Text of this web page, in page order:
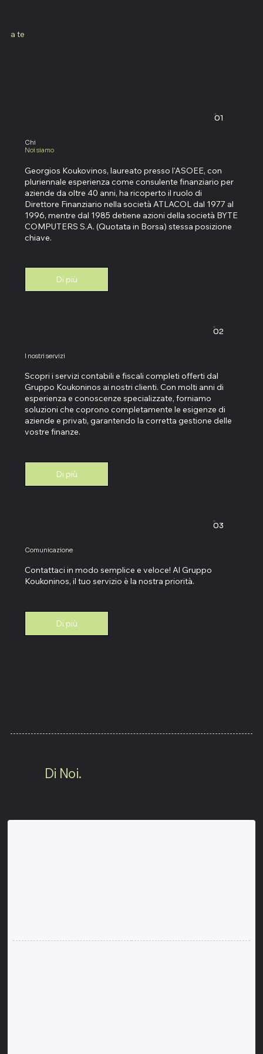
01
Chi
Noi siamo
Georgios Koukovinos, laureato presso l'ASOEE, con
pluriennale esperienza come consulente finanziario per
aziende da oltre 40 anni, ha ricoperto il ruolo di
Direttore Finanziario nella società ATLACOL dal 1977 al
1996, mentre dal 1985 detiene azioni della società BYTE
COMPUTERS S.A. (Quotata in Borsa) stessa posizione
chiave.
Di più
02
I nostri servizi
Scopri i servizi contabili e fiscali completi offerti dal
Gruppo Koukoninos ai nostri clienti. Con molti anni di
esperienza e conoscenze specializzate, forniamo
soluzioni che coprono completamente le esigenze di
aziende e privati, garantendo la corretta gestione delle
vostre finanze.
Di più
03
Comunicazione
Contattaci in modo semplice e veloce! Al Gruppo
Koukoninos, il tuo servizio è la nostra priorità.
Di più
a te
Di Noi.